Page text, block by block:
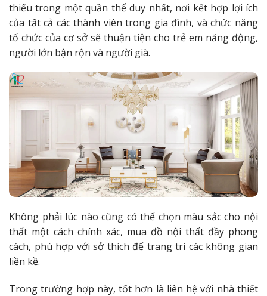
thiếu trong một quần thể duy nhất, nơi kết hợp lợi ích
của tất cả các thành viên trong gia đình, và chức năng
tổ chức của cơ sở sẽ thuận tiện cho trẻ em năng động,
người lớn bận rộn và người già.
Không phải lúc nào cũng có thể chọn màu sắc cho nội
thất một cách chính xác, mua đồ nội thất đầy phong
cách, phù hợp với sở thích để trang trí các không gian
liền kề.
Trong trường hợp này, tốt hơn là liên hệ với nhà thiết